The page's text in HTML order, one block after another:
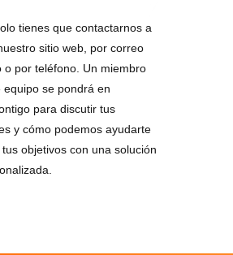
tienes que contactarnos a
sitio web, por correo
o por teléfono. Un miembro
equipo se pondrá en
para discutir tus
y cómo podemos ayudarte
objetivos con una solución